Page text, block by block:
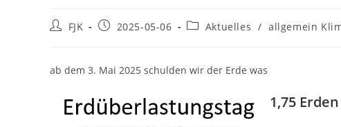
Beitrags-
FJK
Beitrag2025-05-06
Beitrags-
Aktuelles / allgemein
ab dem 3. Mai 2025 schulden wir der Erde was
1,75